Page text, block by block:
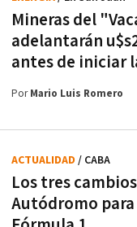
Mineras del
adelantarán
antes de iniciar
PorMario Luis Romero
Los tres
Autódromo
ACTUALIDAD / CABA